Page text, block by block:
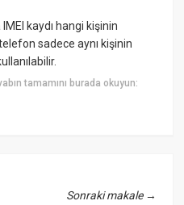
kaydı hangi kişinin
sadece aynı kişinin
tamamını burada okuyun:
Sonraki makale→